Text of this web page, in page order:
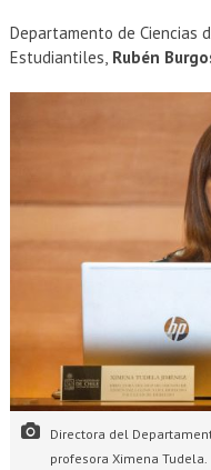
Departamento de Ciencias
Estudiantiles,Rubén
Directora del
profesora Ximena Tudela.